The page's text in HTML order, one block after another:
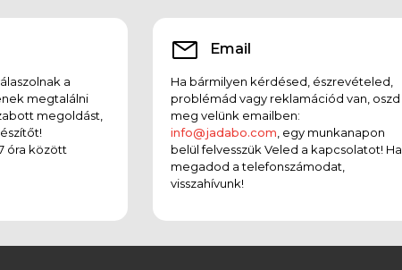
a
megtalálni
megoldást,
óra között
Email
Ha bármilyen kérdésed, észrevételed,
problémád vagy reklamációd van, oszd
meg velünk emailben:
info@jadabo.com , egy munkanapon
belül felvesszük Veled a kapcsolatot! Ha
megadod a telefonszámodat,
visszahívunk!